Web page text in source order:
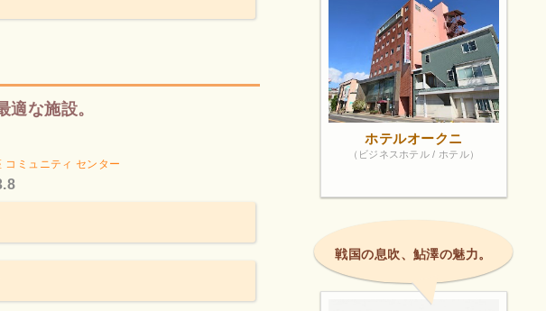
適な施設。
コミュニティ センター
ホテルオークニ
（ビジネスホテル / ホテル）
戦国の息吹、鮎澤の魅力。